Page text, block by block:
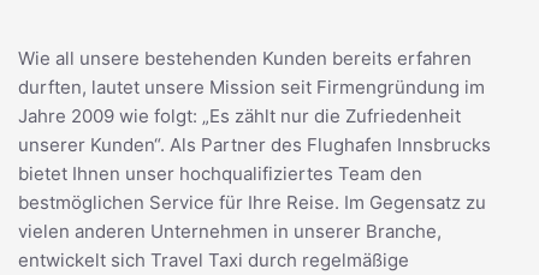
Wie all unsere bestehenden Kunden bereits erfahren
durften, lautet unsere Mission seit Firmengründung im
Jahre 2009 wie folgt: „Es zählt nur die Zufriedenheit
unserer Kunden“. Als Partner des Flughafen Innsbrucks
bietet Ihnen unser hochqualifiziertes Team den
bestmöglichen Service für Ihre Reise. Im Gegensatz zu
vielen anderen Unternehmen in unserer Branche,
entwickelt sich Travel Taxi durch regelmäßige